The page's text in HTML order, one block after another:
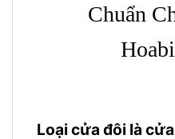
Chuẩn
Loại cửa đôi là